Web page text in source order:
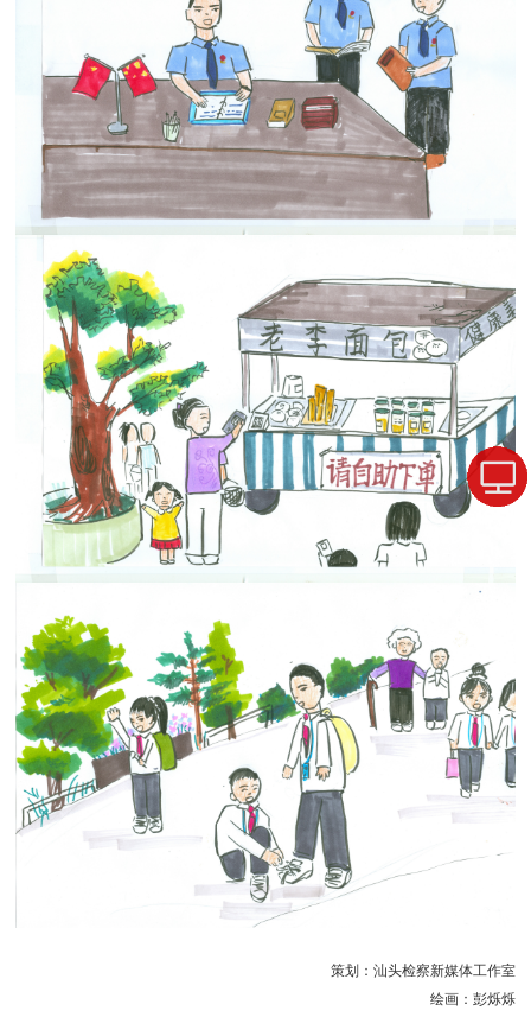
策划：汕头检察新媒体工作室
绘画：彭烁烁